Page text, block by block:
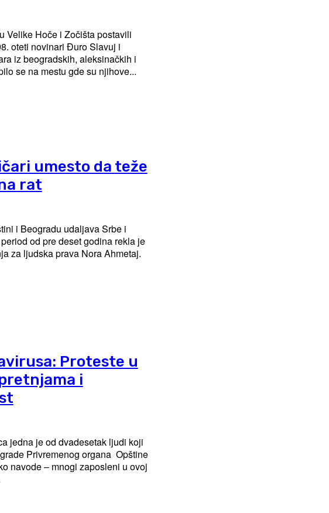
Velike Hoče i Zočišta postavili
oteti novinari Đuro Slavuj i
se na mestu gde su njihove...
umesto da teže
rat
i Beogradu udaljava Srbe i
od pre deset godina rekla je
za ljudska prava Nora Ahmetaj.
Proteste u
i
jedna je od dvadesetak ljudi koji
Privremenog organa Opštine
navode – mnogi zaposleni u ovoj